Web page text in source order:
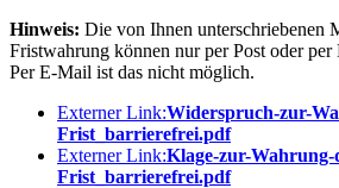
Hinweis: Die von Ihnen unterschriebenen
Fristwahrung können nur per Post oder per
Per E-Mail ist das nicht möglich.
Externer Link:Widerspruch-zur-
Frist_barrierefrei.pdf
Externer Link:Klage-zur-Wahrung-
Frist_barrierefrei.pdf